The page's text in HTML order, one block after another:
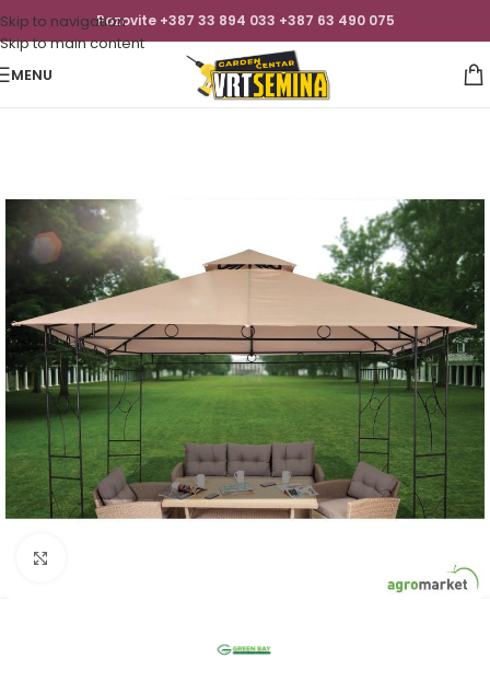
Skip to navigation
Skip to main content
Pozovite +387 33 894 033 +387 63 490 075
MENU